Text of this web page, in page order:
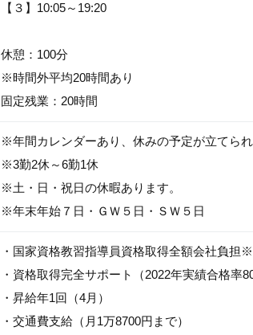
【３】10:05～19:20
休憩：100分
※時間外平均20時間あり
固定残業：20時間
※年間カレンダーあり、休みの予定が立てられ
※3勤2休～6勤1休
※土・日・祝日の休暇あります。
※年末年始７日・ＧＷ５日・ＳＷ５日
・国家資格教習指導員資格取得全額会社負担
・資格取得完全サポート（2022年実績合格率
・昇給年1回（4月）
・交通費支給（月1万8700円まで）